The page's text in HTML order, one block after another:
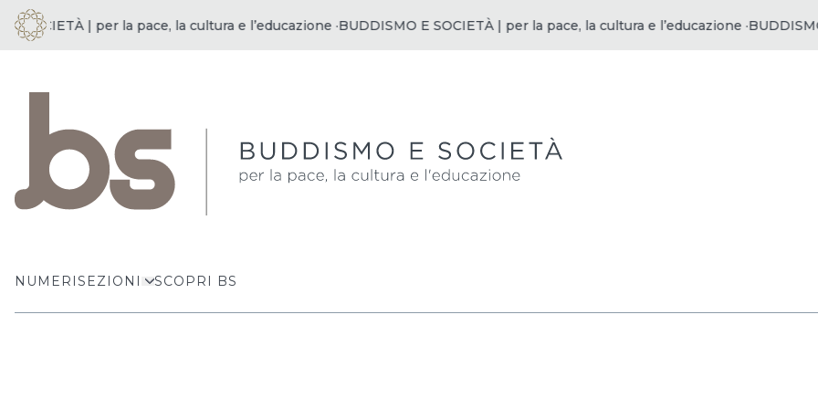
SOCIETÀ | per la pace, la cultura e l’educazione ·BUDDISMO E SOCIETÀ | per la pace, la cultura e l’educazione ·BUDDISMO
NUMERISEZIONI SCOPRI BS